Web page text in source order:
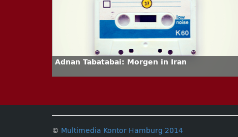
Adnan Tabatabai: Morgen in Iran
© Multimedia Kontor Hamburg 2014